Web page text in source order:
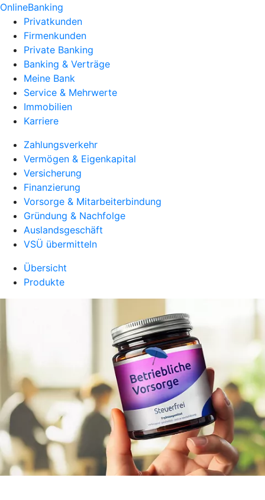
OnlineBanking
Privatkunden
Firmenkunden
Private Banking
Banking & Verträge
Meine Bank
Service & Mehrwerte
Immobilien
Karriere
Zahlungsverkehr
Vermögen & Eigenkapital
Versicherung
Finanzierung
Vorsorge & Mitarbeiterbindung
Gründung & Nachfolge
Auslandsgeschäft
VSÜ übermitteln
Übersicht
Produkte